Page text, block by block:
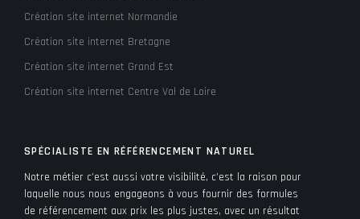
Création site internet Normandie
Création site internet Bretagne
Création site internet Grand Est
Création site internet Centre Val de Loire
SPÉCIALISTE EN RÉFÉRENCEMENT NATUREL
Notre métier c’est aussi votre visibilité, c’est la raison pour
laquelle nous nous engageons à vous fournir des formules
de référencement aux prix les plus justes, avec un résultat